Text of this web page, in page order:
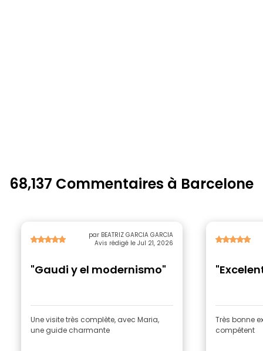
68,137 Commentaires à Barcelone
par BEATRIZ GARCIA GARCIA
Avis rédigé le Jul 21, 2026
"Gaudi y el modernismo"
Une visite très complète, avec Maria,
une guide charmante
Très bonne
compétent